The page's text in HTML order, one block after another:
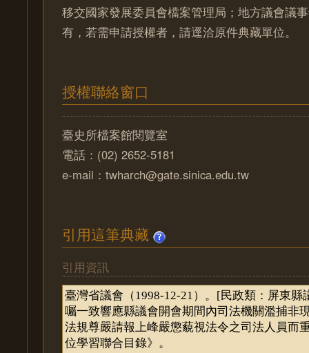
移交國家發展委員會檔案管理局；地方議會議
有，若需申請授權者，請逕洽原件典藏單位。
授權聯絡窗口
臺史所檔案館閱覽室
電話：(02) 2652-5181
e-mail：twharch@gate.sinica.edu.tw
引用這筆典藏
引用資訊